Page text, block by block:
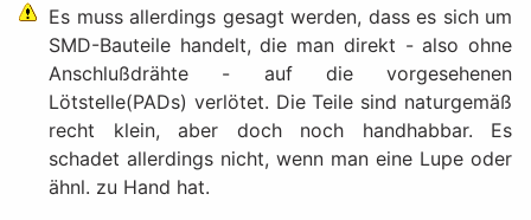
Es muss allerdings gesagt werden, dass es sich um
SMD-Bauteile handelt, die man direkt - also ohne
Anschlußdrähte - auf die vorgesehenen
Lötstelle(PADs) verlötet. Die Teile sind naturgemäß
recht klein, aber doch noch handhabbar. Es
schadet allerdings nicht, wenn man eine Lupe oder
ähnl. zu Hand hat.